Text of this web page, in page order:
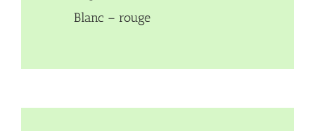
Blanc – rouge